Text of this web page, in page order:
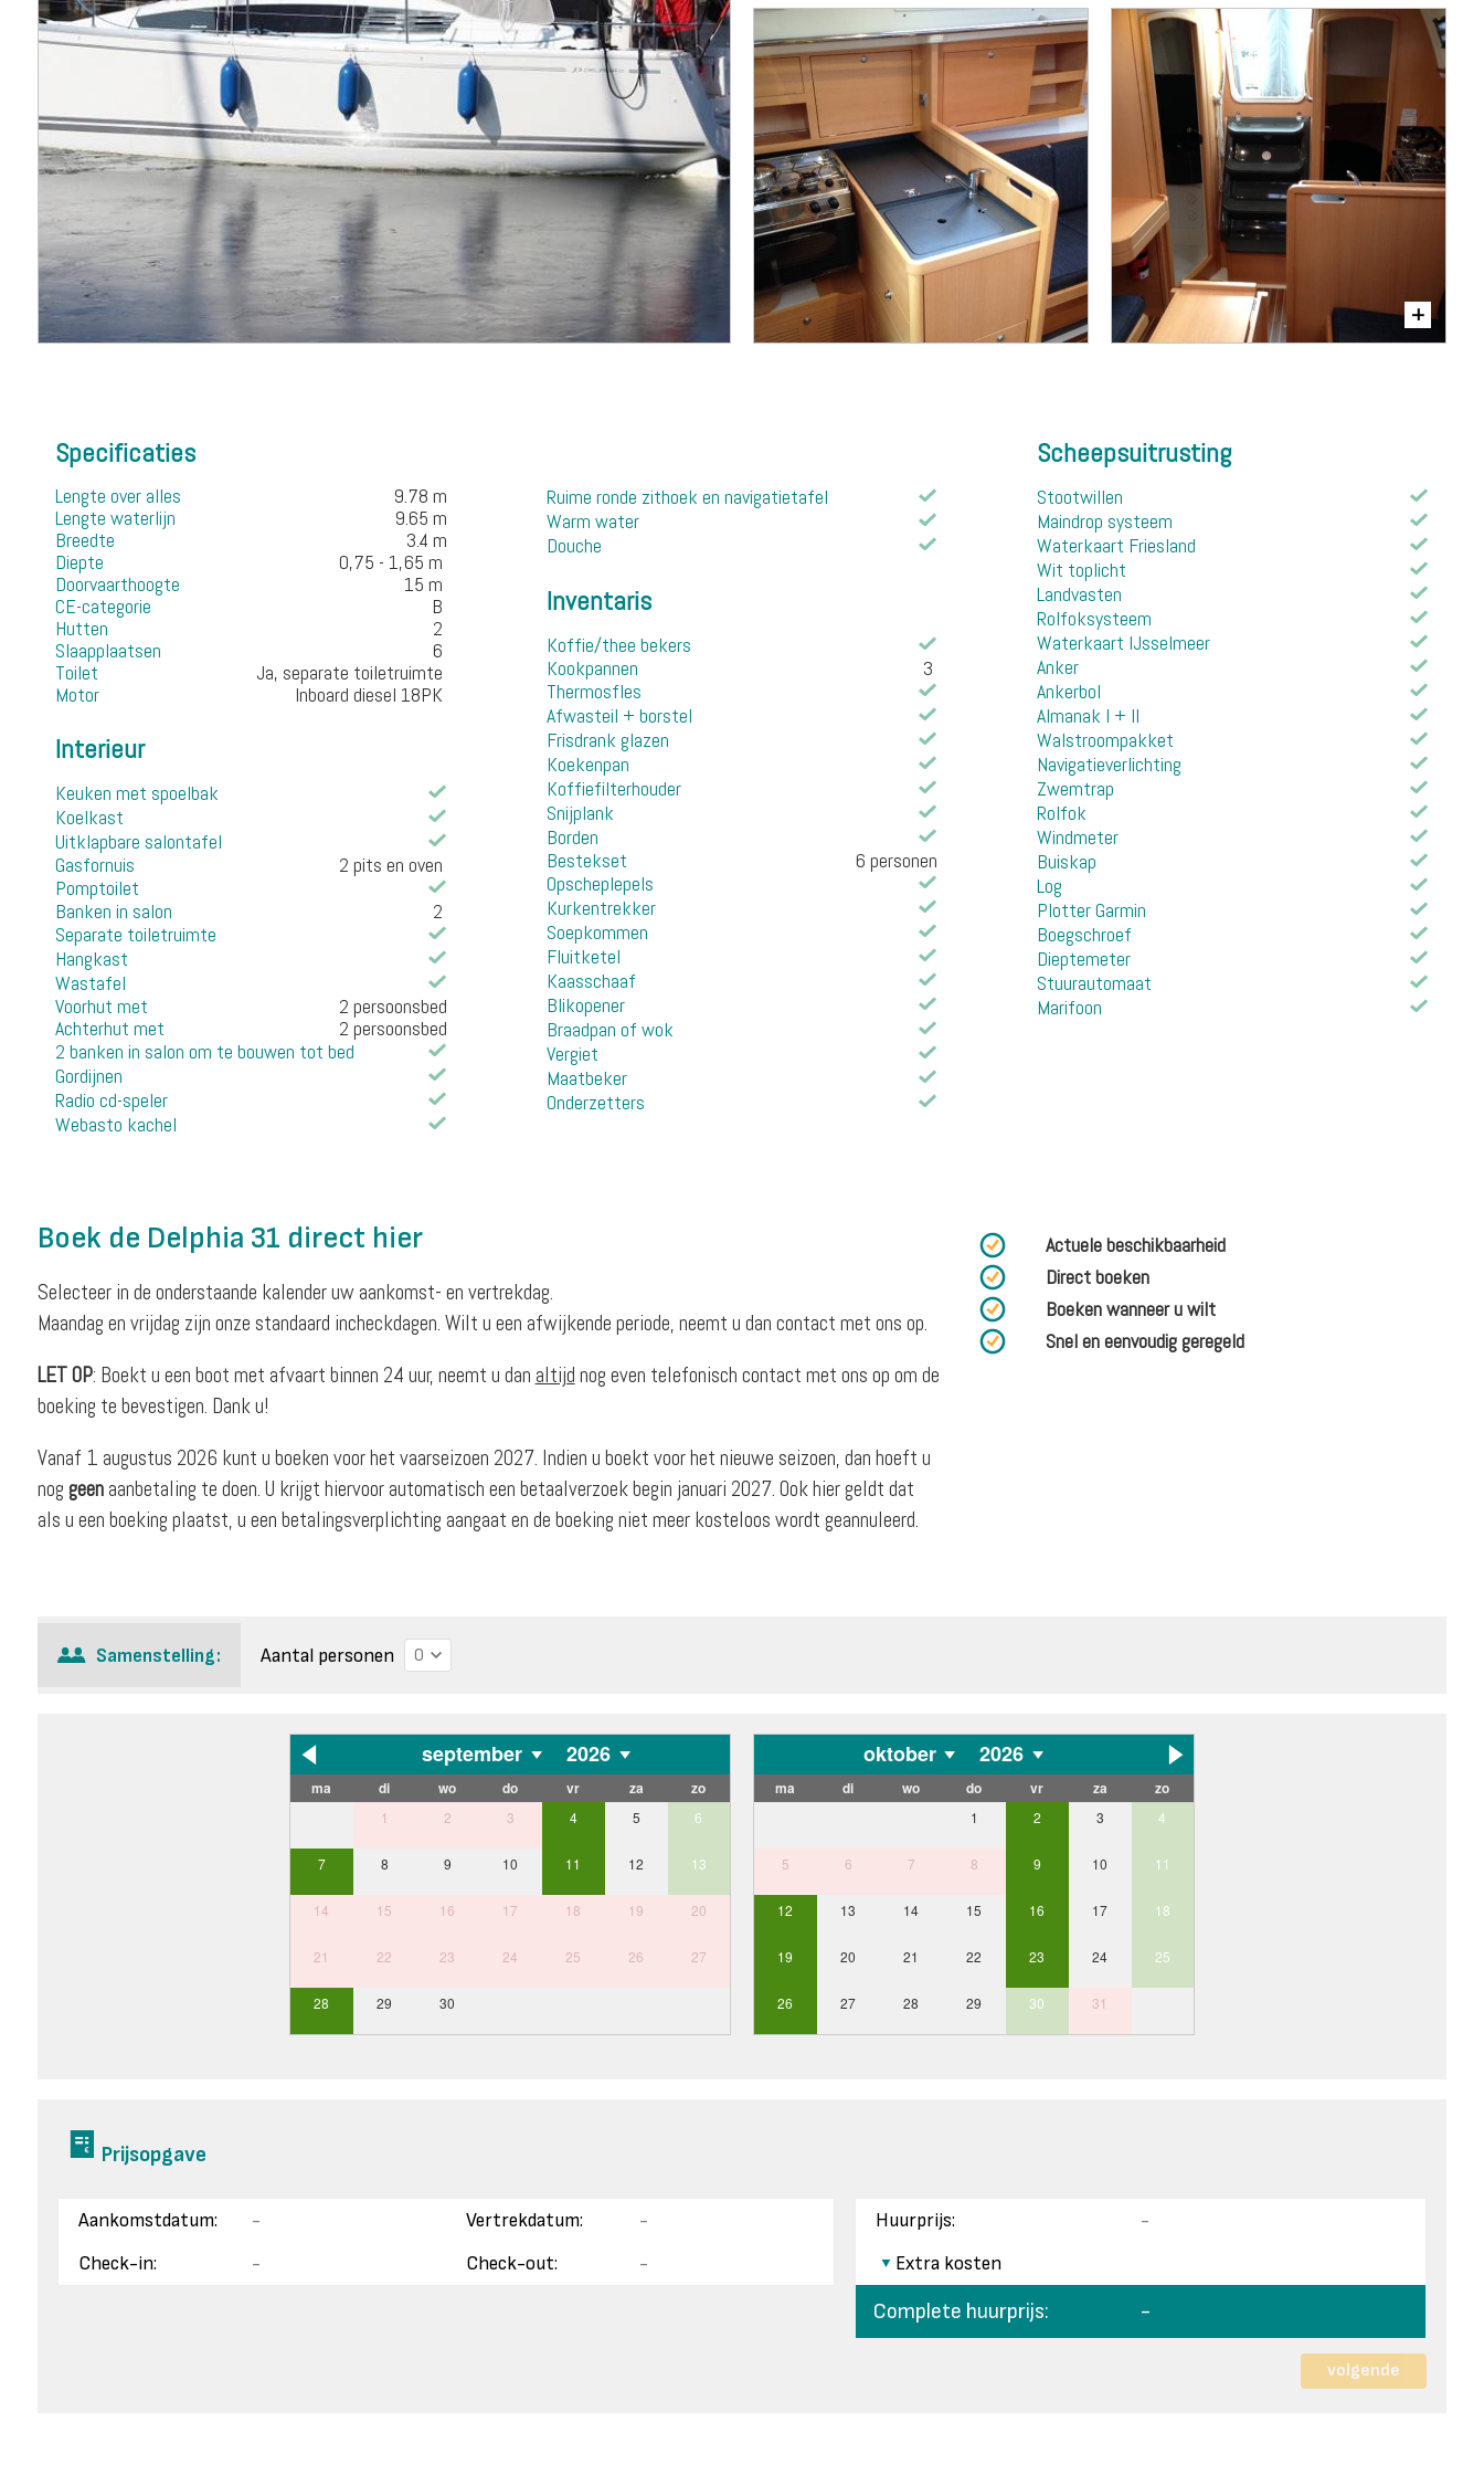
Specificaties
Lengte over alles
9.78 m
Lengte waterlijn
9.65 m
Breedte
3.4 m
Diepte
0,75 - 1,65 m
Doorvaarthoogte
15 m
CE-categorie
B
Hutten
2
Slaapplaatsen
6
Toilet
Ja, separate toiletruimte
Motor
Inboard diesel 18PK
Interieur
Keuken met spoelbak
Koelkast
Uitklapbare salontafel
Gasfornuis
2 pits en oven
Pomptoilet
Banken in salon
2
Separate toiletruimte
Hangkast
Wastafel
Voorhut met
2 persoonsbed
Achterhut met
2 persoonsbed
2 banken in salon om te bouwen tot bed
Gordijnen
Radio cd-speler
Webasto kachel
Ruime ronde zithoek en navigatietafel
Warm water
Douche
Inventaris
Koffie/thee bekers
Kookpannen
3
Thermosfles
Afwasteil + borstel
Frisdrank glazen
Koekenpan
Koffiefilterhouder
Snijplank
Borden
Bestekset
6 personen
Opscheplepels
Kurkentrekker
Soepkommen
Fluitketel
Kaasschaaf
Blikopener
Braadpan of wok
Vergiet
Maatbeker
Onderzetters
Scheepsuitrusting
Stootwillen
Maindrop systeem
Waterkaart Friesland
Wit toplicht
Landvasten
Rolfoksysteem
Waterkaart IJsselmeer
Anker
Ankerbol
Almanak I + II
Walstroompakket
Navigatieverlichting
Zwemtrap
Rolfok
Windmeter
Buiskap
Log
Plotter Garmin
Boegschroef
Dieptemeter
Stuurautomaat
Marifoon
Boek de Delphia 31 direct hier
Selecteer in de onderstaande kalender uw aankomst- en vertrekdag.
Maandag en vrijdag zijn onze standaard incheckdagen. Wilt u een afwijkende periode, neemt u dan contact met ons op.
LET OP: Boekt u een boot met afvaart binnen 24 uur, neemt u dan altijd nog even telefonisch contact met ons op om de
boeking te bevestigen. Dank u!
Vanaf 1 augustus 2026 kunt u boeken voor het vaarseizoen 2027. Indien u boekt voor het nieuwe seizoen, dan hoeft u
nog geenaanbetaling te doen. U krijgt hiervoor automatisch een betaalverzoek begin januari 2027. Ook hier geldt dat
als u een boeking plaatst, u een betalingsverplichting aangaat en de boeking niet meer kosteloos wordt geannuleerd.
Actuele beschikbaarheid
Direct boeken
Boeken wanneer u wilt
Snel en eenvoudig geregeld
Samenstelling: Aantal personen
september 2026
ma di wo do vr za zo
1 2 3 4 5 6
7 8 9 10 11 12 13
14 15 16 17 18 19 20
21 22 23 24 25 26 27
28 29 30
oktober 2026
ma di wo do vr za zo
1 2 3 4
5 6 7 8 9 10 11
12 13 14 15 16 17 18
19 20 21 22 23 24 25
26 27 28 29 30 31
Prijsopgave
Aankomstdatum:
-
Check-in:
-
Vertrekdatum:
-
Check-out:
-
Huurprijs:
-
Extra kosten
Complete huurprijs: -
volgende